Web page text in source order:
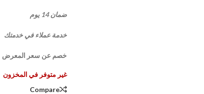
ضمان 14 يوم
خدمة عملاء في خدمتك
خصم عن سعر المعرض
غير متوفر في المخزون
Compare